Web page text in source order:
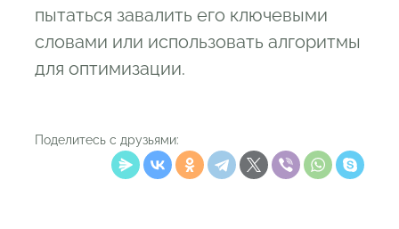
пытаться завалить его ключевыми
словами или использовать алгоритмы
для оптимизации.
Поделитесь с друзьями: